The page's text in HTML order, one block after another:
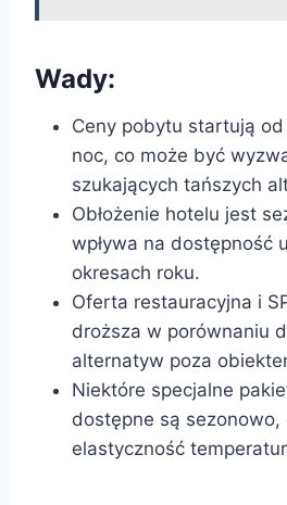
Wady:
Ceny pobytu startują od
noc, co może być
szukających tańszych
Obłożenie hotelu jest
wpływa na dostępność
okresach roku.
Oferta restauracyjna i
droższa w porównaniu
alternatyw poza
Niektóre specjalne
dostępne są sezonowo,
elastyczność